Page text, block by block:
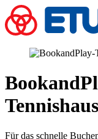
Tennishaus
Für das schnelle